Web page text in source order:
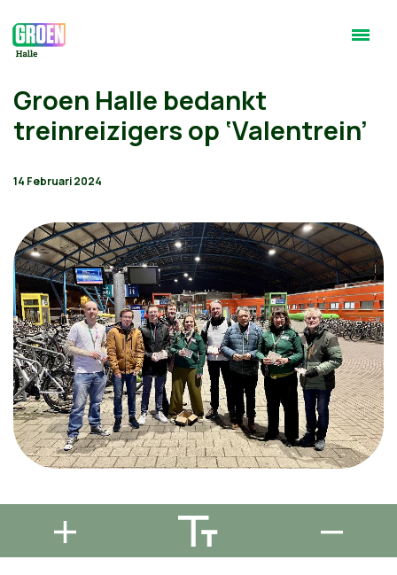
Groen Halle bedankt
treinreizigers op ‘Valentrein’
14 Februari 2024